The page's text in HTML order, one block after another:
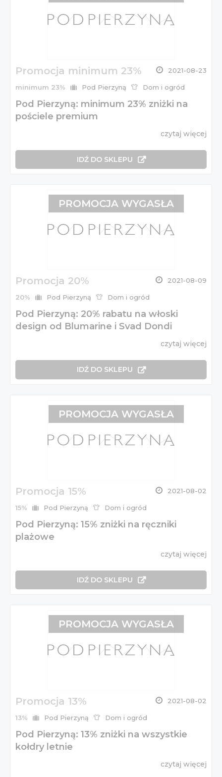
Promocja minimum 23% 2021-08-23
minimum 23% Pod Pierzyną Dom i ogród
Pod Pierzyną: minimum 23% zniżki na
pościele premium
czytaj więcej
IDŹ DO SKLEPU
Promocja 20% 2021-08-09
20% Pod Pierzyną Dom i ogród
Pod Pierzyną: 20% rabatu na włoski
design od Blumarine i Svad Dondi
czytaj więcej
IDŹ DO SKLEPU
PROMOCJA WYGASŁA
Promocja 15% 2021-08-02
15% Pod Pierzyną Dom i ogród
Pod Pierzyną: 15% zniżki na ręczniki
plażowe
czytaj więcej
IDŹ DO SKLEPU
PROMOCJA WYGASŁA
Promocja 13% 2021-08-02
13% Pod Pierzyną Dom i ogród
Pod Pierzyną: 13% zniżki na wszystkie
kołdry letnie
czytaj więcej
PROMOCJA WYGASŁA